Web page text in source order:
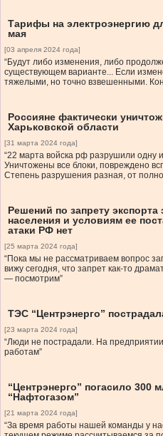
Тарифы на электроэнергию
мая
[03 апреля 2024 года]
“Будут либо изменения, либо
существующем варианте... Если
тяжелыми, но точно взвешенными.
Россияне фактически
Харьковской области
[31 марта 2024 года]
“22 марта войска рф разрушили
Уничтожены все блоки, повреждено
Степень разрушения разная, от
Решений по запрету
населения и условиям ее
атаки РФ нет
[25 марта 2024 года]
“Пока мы не рассматриваем вопрос
вижу сегодня, что запрет как-то
— посмотрим”
ТЭС “Центрэнерго”
[23 марта 2024 года]
“Люди не пострадали. На
работам”
“Центрэнерго” погасило 300
“Нафтогазом”
[21 марта 2024 года]
“За время работы нашей команды у